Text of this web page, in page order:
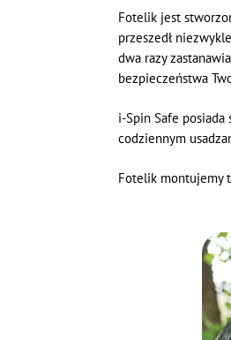
Fotelik jest
przeszedł
dwa razy
bezpieczeństwa
i-Spin Safe
codziennym
Fotelik montujemy